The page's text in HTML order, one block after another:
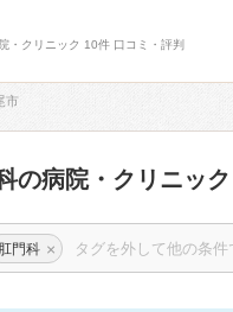
・クリニック 10件 口コミ・評判
市
の病院・クリニック
肛門科 ×